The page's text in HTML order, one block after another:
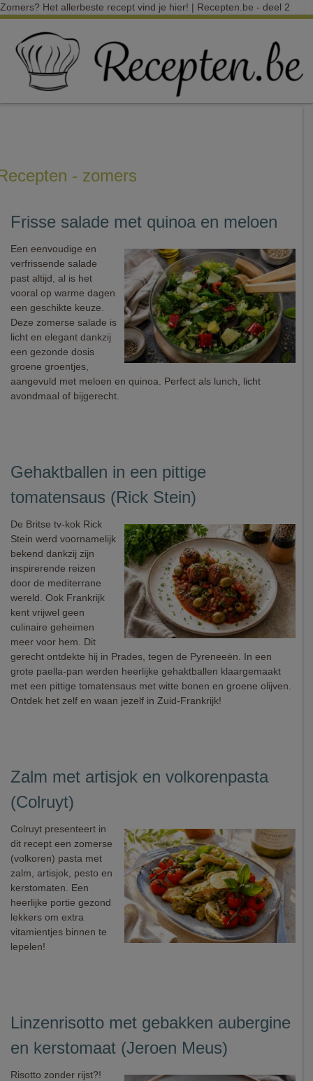
Zomers? Het allerbeste recept vind je hier! | Recepten.be - deel 2
- zomers
Frisse salade met quinoa en meloen
Een eenvoudige en
verfrissende salade
past altijd, al is het
vooral op warme dagen
een geschikte keuze.
Deze zomerse salade is
licht en elegant dankzij
een gezonde dosis
groene groentjes,
aangevuld met meloen en quinoa. Perfect als lunch, licht
avondmaal of bijgerecht.
Gehaktballen in een pittige
tomatensaus (Rick Stein)
De Britse tv-kok Rick
Stein werd voornamelijk
bekend dankzij zijn
inspirerende reizen
door de mediterrane
wereld. Ook Frankrijk
kent vrijwel geen
culinaire geheimen
meer voor hem. Dit
gerecht ontdekte hij in Prades, tegen de Pyreneeën. In een
grote paella-pan werden heerlijke gehaktballen klaargemaakt
met een pittige tomatensaus met witte bonen en groene olijven.
Ontdek het zelf en waan jezelf in Zuid-Frankrijk!
Zalm met artisjok en volkorenpasta
(Colruyt)
Colruyt presenteert in
dit recept een zomerse
(volkoren) pasta met
zalm, artisjok, pesto en
kerstomaten. Een
heerlijke portie gezond
lekkers om extra
vitamientjes binnen te
lepelen!
Linzenrisotto met gebakken aubergine
en kerstomaat (Jeroen Meus)
Risotto zonder rijst?!